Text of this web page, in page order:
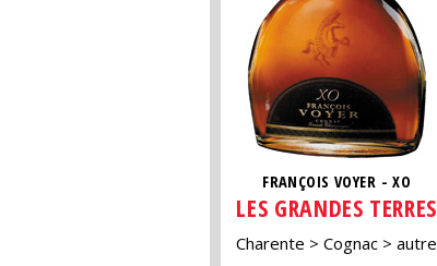
FRANÇOIS VOYER - XO
LES GRANDES TERRES
Charente Cognac autre